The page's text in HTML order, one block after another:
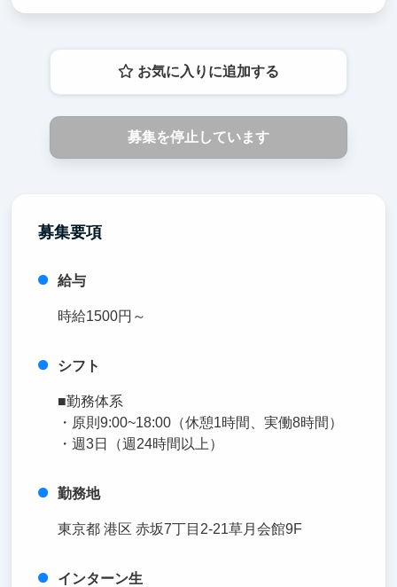
お気に入りに追加する
募集を停止しています
募集要項
給与
時給1500円～
シフト
■勤務体系
・原則9:00~18:00（休憩1時間、実働8時間）
・週3日（週24時間以上）
勤務地
東京都 港区 赤坂7丁目2‐21草月会館9F
インターン生